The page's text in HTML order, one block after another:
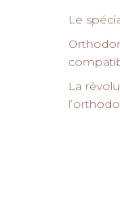
Le
La